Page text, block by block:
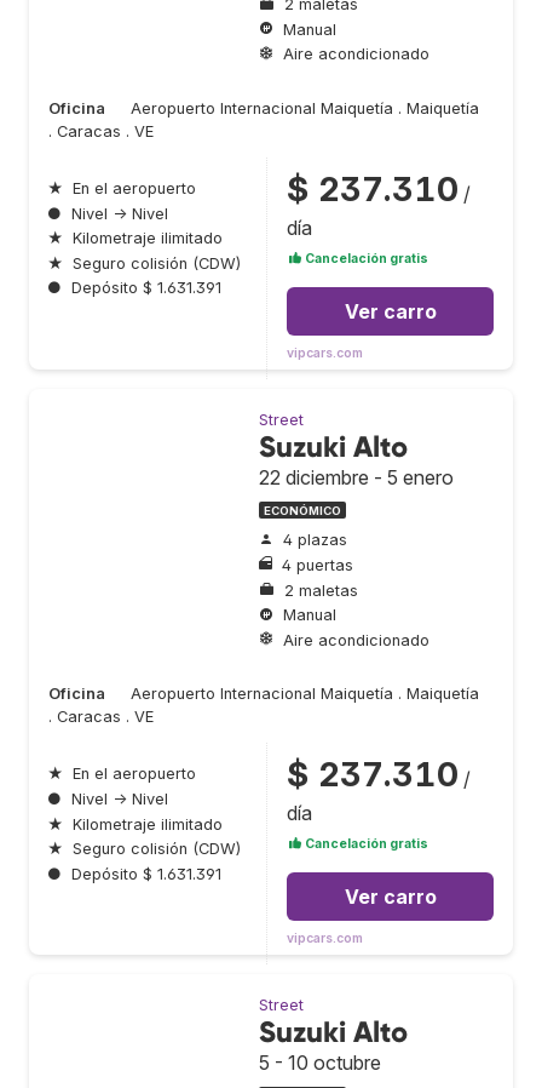
2 maletas
Manual
Aire acondicionado
Oficina
Aeropuerto Internacional Maiquetía . Maiquetía
. Caracas . VE
★ En el aeropuerto
● Nivel → Nivel
★ Kilometraje ilimitado
★ Seguro colisión (CDW)
● Depósito $ 1.631.391
$ 237.310 /
día
Cancelación gratis
Ver carro
vipcars.com
Street
Suzuki Alto
22 diciembre - 5 enero
ECONÓMICO
4 plazas
4 puertas
2 maletas
Manual
Aire acondicionado
Oficina
Aeropuerto Internacional Maiquetía . Maiquetía
. Caracas . VE
★ En el aeropuerto
● Nivel → Nivel
★ Kilometraje ilimitado
★ Seguro colisión (CDW)
● Depósito $ 1.631.391
$ 237.310 /
día
Cancelación gratis
Ver carro
vipcars.com
Street
Suzuki Alto
5 - 10 octubre